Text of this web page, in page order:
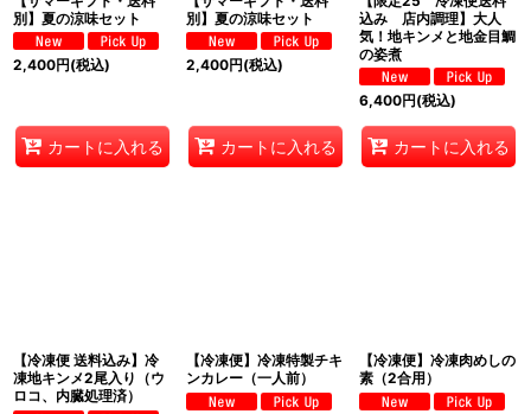
別】夏の涼味セット
2,400円(税込)
カートに入れる
別】夏の涼味セット
2,400円(税込)
カートに入れる
込み 店内調理】大人
気！地キンメと地金目鯛
の姿煮
6,400円(税込)
カートに入れる
【冷凍便 送料込み】冷
凍地キンメ2尾入り（ウ
ロコ、内臓処理済）
【冷凍便】冷凍特製チキ
ンカレー（一人前）
【冷凍便】冷凍肉めしの
素（2合用）